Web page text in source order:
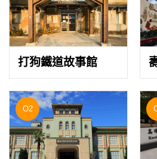
打狗鐵道故事館
O2